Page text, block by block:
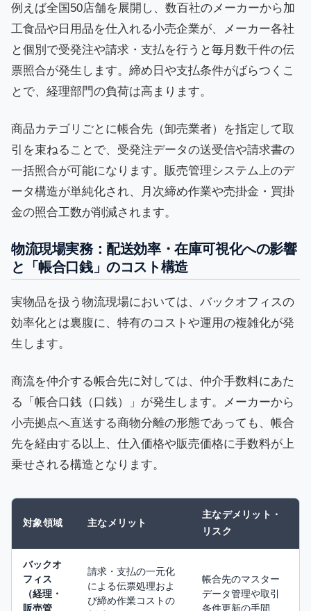
例えば全国50店舗を展開し、数百社のメーカーから加
工食品や日用品を仕入れる小売企業が、メーカー各社
と個別で受発注や請求・支払を行うと毎月数千件の伝
票照合が発生します。締め日や支払条件がばらつくこ
とで、経理部門の負荷は高まります。
商品カテゴリごとに帳合先（卸売業者）を指定して取
引を束ねることで、受発注データの送受信や請求書の
一括照合が可能になります。販売管理システム上のデ
ータ構造が単純化され、月次締め作業や売掛金・買掛
金の照合工数が削減されます。
物流現場実務：配送効率・在庫可視化への影響
と「帳合口銭」のコスト構造
実物品を扱う物流現場においては、バックオフィスの
効率化とは裏腹に、特有のコストや運用の複雑化が発
生します。
商流を仲介する帳合先に対しては、仲介手数料にあた
る「帳合口銭（口銭）」が発生します。メーカーから
小売拠点へ直送する商物分離の形態であっても、帳合
先を経由する以上、仕入価格や販売価格に手数料が上
乗せされる構造となります。
対象領域 主なメリット
主なデメリット・
リスク
バックオ
フィス
（経理・
販売管
請求・支払の一元化
による伝票処理およ
び締め作業コストの
帳合先のマスター
データ管理や取引
条件更新の手間